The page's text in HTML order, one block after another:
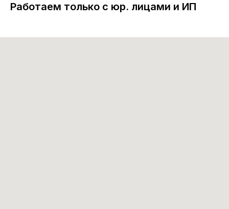
Работаем только с юр. лицами и ИП